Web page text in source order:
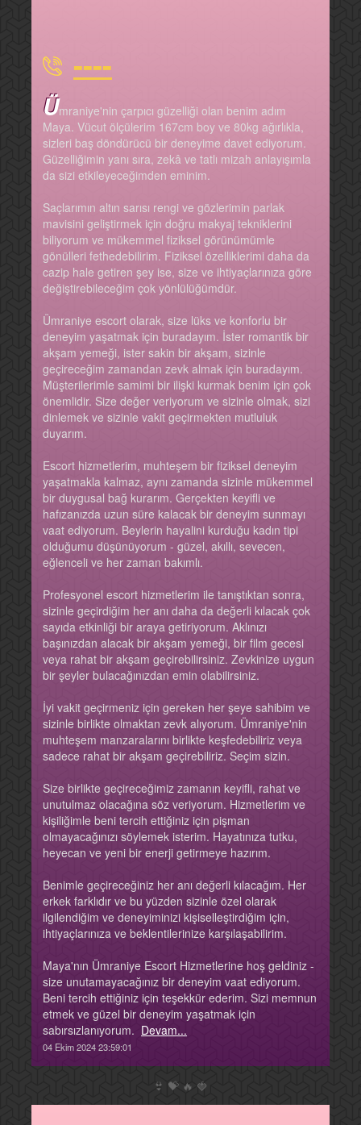
----
Ümraniye'nin çarpıcı güzelliği olan benim adım
Maya. Vücut ölçülerim 167cm boy ve 80kg ağırlıkla,
sizleri baş döndürücü bir deneyime davet ediyorum.
Güzelliğimin yanı sıra, zekâ ve tatlı mizah anlayışımla
da sizi etkileyeceğimden eminim.
Saçlarımın altın sarısı rengi ve gözlerimin parlak
mavisini geliştirmek için doğru makyaj tekniklerini
biliyorum ve mükemmel fiziksel görünümümle
gönülleri fethedebilirim. Fiziksel özelliklerimi daha da
cazip hale getiren şey ise, size ve ihtiyaçlarınıza göre
değiştirebileceğim çok yönlülüğümdür.
Ümraniye escort olarak, size lüks ve konforlu bir
deneyim yaşatmak için buradayım. İster romantik bir
akşam yemeği, ister sakin bir akşam, sizinle
geçireceğim zamandan zevk almak için buradayım.
Müşterilerimle samimi bir ilişki kurmak benim için çok
önemlidir. Size değer veriyorum ve sizinle olmak, sizi
dinlemek ve sizinle vakit geçirmekten mutluluk
duyarım.
Escort hizmetlerim, muhteşem bir fiziksel deneyim
yaşatmakla kalmaz, aynı zamanda sizinle mükemmel
bir duygusal bağ kurarım. Gerçekten keyifli ve
hafızanızda uzun süre kalacak bir deneyim sunmayı
vaat ediyorum. Beylerin hayalini kurduğu kadın tipi
olduğumu düşünüyorum - güzel, akıllı, sevecen,
eğlenceli ve her zaman bakımlı.
Profesyonel escort hizmetlerim ile tanıştıktan sonra,
sizinle geçirdiğim her anı daha da değerli kılacak çok
sayıda etkinliği bir araya getiriyorum. Aklınızı
başınızdan alacak bir akşam yemeği, bir film gecesi
veya rahat bir akşam geçirebilirsiniz. Zevkinize uygun
bir şeyler bulacağınızdan emin olabilirsiniz.
İyi vakit geçirmeniz için gereken her şeye sahibim ve
sizinle birlikte olmaktan zevk alıyorum. Ümraniye'nin
muhteşem manzaralarını birlikte keşfedebiliriz veya
sadece rahat bir akşam geçirebiliriz. Seçim sizin.
Size birlikte geçireceğimiz zamanın keyifli, rahat ve
unutulmaz olacağına söz veriyorum. Hizmetlerim ve
kişiliğimle beni tercih ettiğiniz için pişman
olmayacağınızı söylemek isterim. Hayatınıza tutku,
heyecan ve yeni bir enerji getirmeye hazırım.
Benimle geçireceğiniz her anı değerli kılacağım. Her
erkek farklıdır ve bu yüzden sizinle özel olarak
ilgilendiğim ve deneyiminizi kişiselleştirdiğim için,
ihtiyaçlarınıza ve beklentilerinize karşılaşabilirim.
Maya'nın Ümraniye Escort Hizmetlerine hoş geldiniz -
size unutamayacağınız bir deneyim vaat ediyorum.
Beni tercih ettiğiniz için teşekkür ederim. Sizi memnun
etmek ve güzel bir deneyim yaşatmak için
sabırsızlanıyorum. Devam...
04 Ekim 2024 23:59:01
👙 💝 🔥 🍓